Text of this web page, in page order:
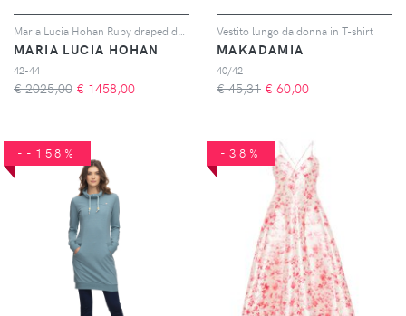
MARIA LUCIA HOHAN
42-44
€ 2025,00 € 1458,00
Vestito lungo da donna in T-shirt
MAKADAMIA
40/42
€ 45,31 € 60,00
--158% -38%